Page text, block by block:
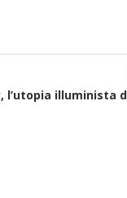
l’utopia illuminista